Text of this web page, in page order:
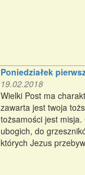
Poniedziałek
19.02.2018
Wielki Post ma
zawarta jest twoja
tożsamości jest
ubogich, do
których Jezus